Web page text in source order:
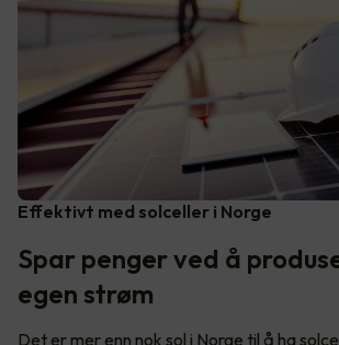
Effektivt med solceller i Norge
Spar penger ved å
egen strøm
Det er mer enn nok sol i Norge til å ha